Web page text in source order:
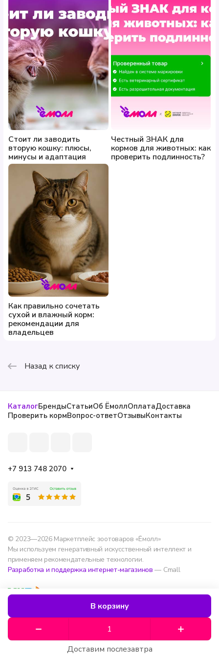
В корзину
Доставим послезавтра
Стоит ли заводить
вторую кошку: плюсы,
минусы и адаптация
Честный ЗНАК для
кормов для животных: как
проверить подлинность?
Как правильно сочетать
сухой и влажный корм:
рекомендации для
владельцев
Назад к списку
КаталогБрендыСтатьиОб ЁмоллОплатаДоставка
Проверить кормВопрос-ответОтзывыКонтакты
+7 913 748 2070
© 2023—2026 Маркетплейс зоотоваров «Ёмолл»
Мы используем генеративный искусственный интеллект и
применяем рекомендательные технологии.
Разработка и поддержка интернет-магазинов — Cmall
Мы используем данные для удобства, улучшения
сервиса и аналитики — согласно
обработки данных